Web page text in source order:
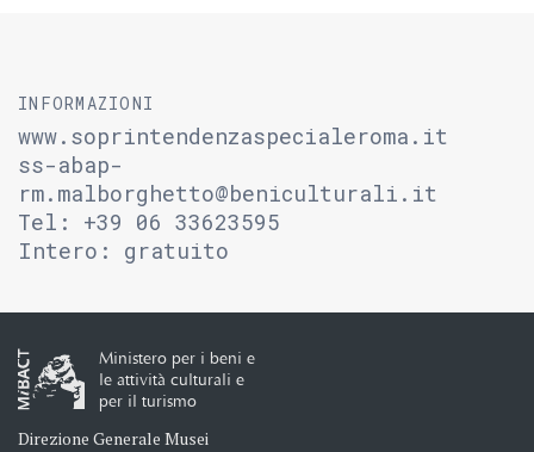
INFORMAZIONI
www.soprintendenzaspecialeroma.it
ss-abap-
rm.malborghetto@beniculturali.it
Tel: +39 06 33623595
Intero: gratuito
Ministero per i beni e
le attività culturali e
per il turismo
Direzione Generale Musei